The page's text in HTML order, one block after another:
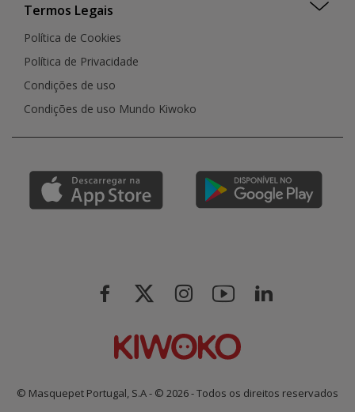
Termos Legais
Política de Cookies
Política de Privacidade
Condições de uso
Condições de uso Mundo Kiwoko
© Masquepet Portugal, S.A - © 2026 - Todos os direitos reservados